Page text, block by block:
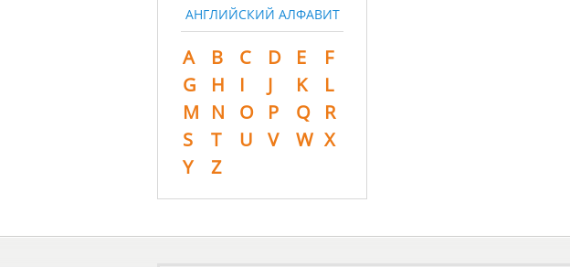
АНГЛИЙСКИЙ АЛФАВИТ
A B C D E
F
G
H I J K
L
M N O P Q
R
S
T U V W X
Y
Z